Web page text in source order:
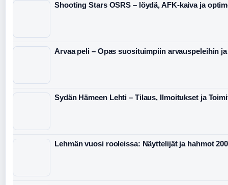
Shooting Stars OSRS – löydä, AFK-kaiva ja
Arvaa peli – Opas suosituimpiin arvauspeleihin
Sydän Hämeen Lehti – Tilaus, Ilmoitukset ja
Lehmän vuosi rooleissa: Näyttelijät ja hahmot